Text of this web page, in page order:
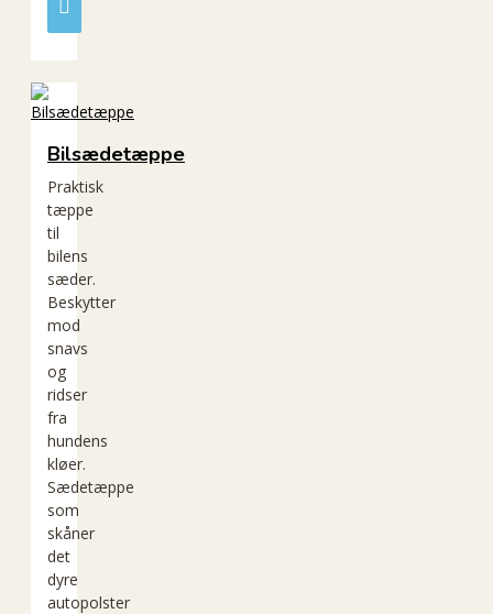
Bilsædetæppe
Praktisk
tæppe
til
bilens
sæder.
Beskytter
mod
snavs
og
ridser
fra
hundens
kløer.
Sædetæppe
som
skåner
det
dyre
autopolster